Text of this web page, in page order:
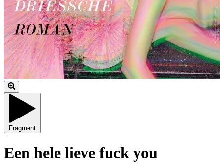
Fragment
Een hele lieve fuck you